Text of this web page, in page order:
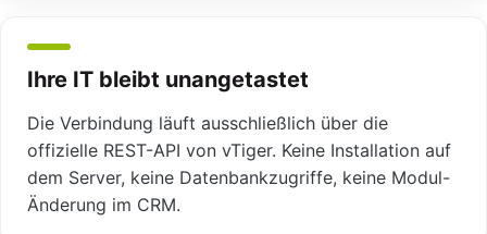
Ihre IT bleibt unangetastet
Die Verbindung läuft ausschließlich über die
offizielle REST-API von vTiger. Keine Installation auf
dem Server, keine Datenbankzugriffe, keine Modul-
Änderung im CRM.